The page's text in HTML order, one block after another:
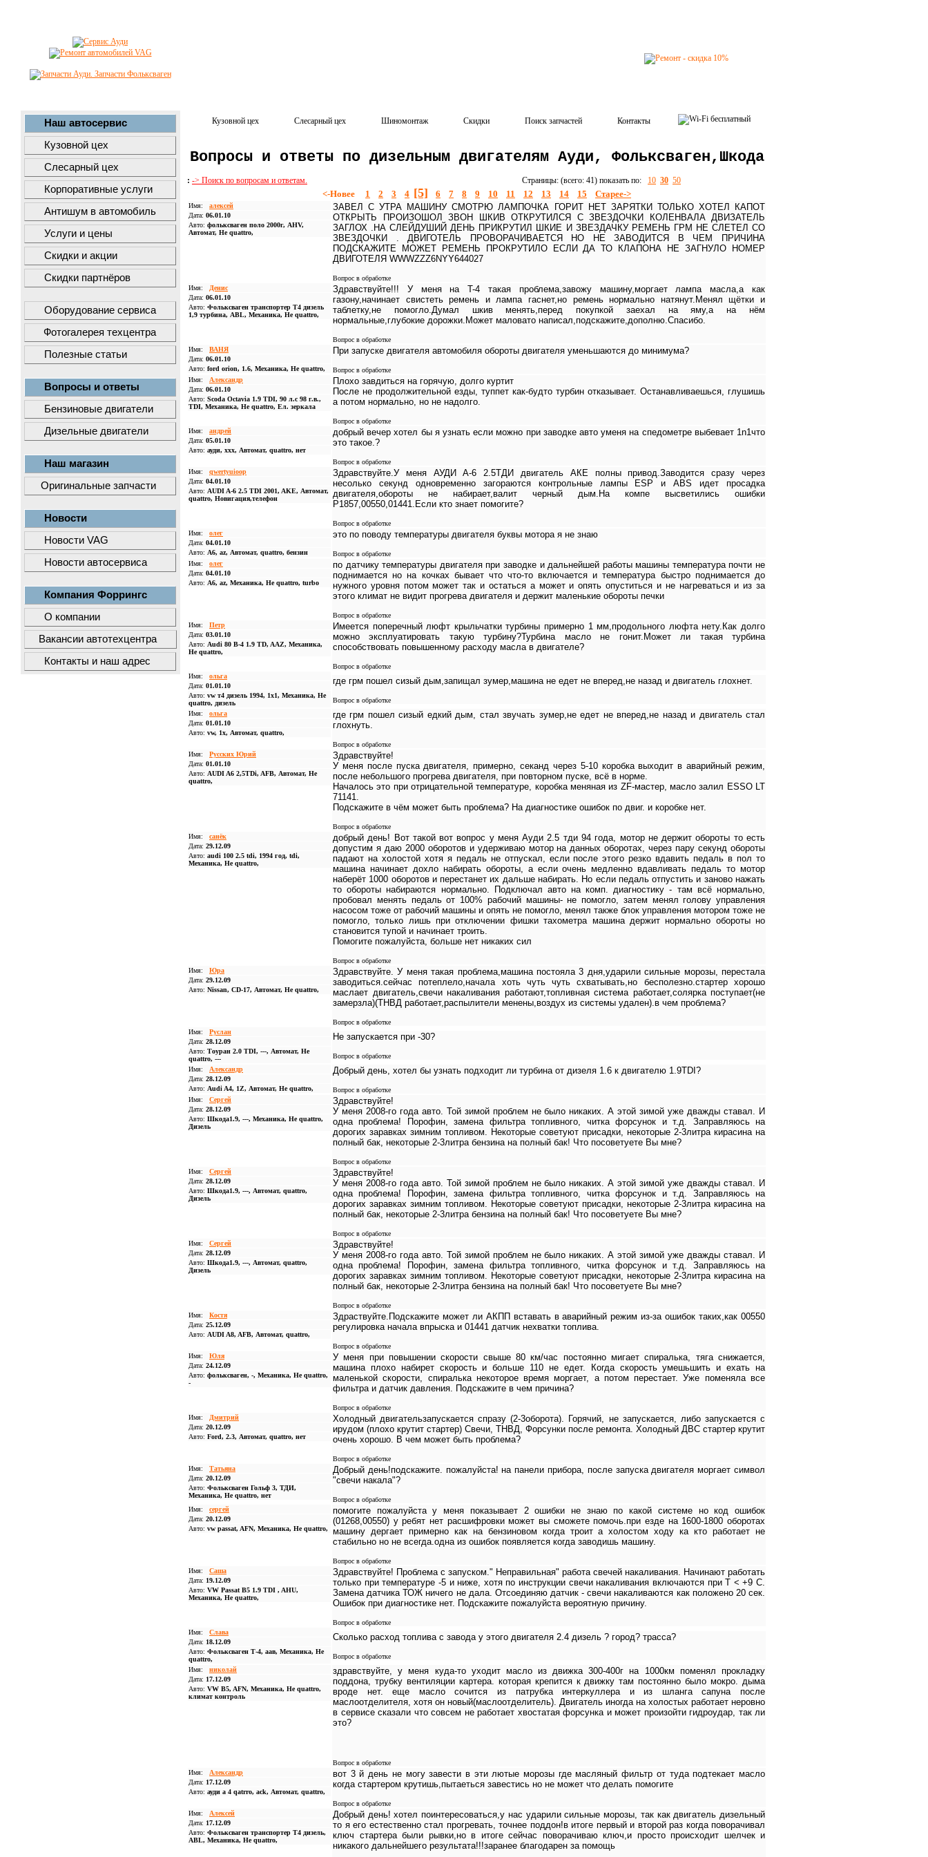
Наш автосервис
Кузовной цех
Слесарный цех
Корпоративные услуги
Антишум в автомобиль
Услуги и цены
Скидки и акции
Скидки партнёров
Оборудование сервиса
Фотогалерея техцентра
Полезные статьи
Вопросы и ответы
Бензиновые двигатели
Дизельные двигатели
Наш магазин
Оригинальные запчасти
Новости
Новости VAG
Новости автосервиса
Компания Форрингс
О компании
Вакансии автотехцентра
Контакты и наш адрес
Кузовной цех Слесарный цех Шиномонтаж Скидки Поиск запчастей Контакты
Вопросы и ответы по дизельным двигателям Ауди, Фольксваген,Шкода
: -> Поиск по вопросам и ответам. Страницы: (всего: 41) показать по: 10 30 50
<-Новее 1 2 3 4 [5] 6 7 8 9 10 11 12 13 14 15 Старее->
Имя: алексей
Дата: 06.01.10
Авто: фольксваген поло 2000г, AHV,
Автомат, Не quattro,
ЗАВЕЛ С УТРА МАШИНУ СМОТРЮ ЛАМПОЧКА ГОРИТ НЕТ ЗАРЯТКИ ТОЛЬКО ХОТЕЛ КАПОТ
ОТКРЫТЬ ПРОИЗОШОЛ ЗВОН ШКИВ ОТКРУТИЛСЯ С ЗВЕЗДОЧКИ КОЛЕНВАЛА ДВИЗАТЕЛЬ
ЗАГЛОХ .НА СЛЕЙДУШИЙ ДЕНЬ ПРИКРУТИЛ ШКИЕ И ЗВЕЗДАЧКУ РЕМЕНЬ ГРМ НЕ СЛЕТЕЛ СО
ЗВЕЗДОЧКИ . ДВИГОТЕЛЬ ПРОВОРАЧИВАЕТСЯ НО НЕ ЗАВОДИТСЯ В ЧЕМ ПРИЧИНА
ПОДСКАЖИТЕ МОЖЕТ РЕМЕНЬ ПРОКРУТИЛО ЕСЛИ ДА ТО КЛАПОНА НЕ ЗАГНУЛО НОМЕР
ДВИГОТЕЛЯ WWWZZZ6NYY644027
Вопрос в обработке
Имя: Денис
Дата: 06.01.10
Авто: Фольксваген транспортер T4 дизель
1,9 турбина, ABL, Механика, Не quattro,
Здравствуйте!!! У меня на T-4 такая проблема,завожу машину,моргает лампа масла,а как
газону,начинает свистеть ремень и лампа гаснет,но ремень нормально натянут.Менял щётки и
таблетку,не помогло.Думал шкив менять,перед покупкой заехал на яму,а на нём
нормальные,глубокие дорожки.Может маловато написал,подскажите,дополню.Спасибо.
Вопрос в обработке
Имя: ВАНЯ
Дата: 06.01.10
Авто: ford orion, 1.6, Механика, Не quattro,
При запуске двигателя автомобиля обороты двигателя уменьшаются до минимума?
Вопрос в обработке
Имя: Александр
Дата: 06.01.10
Авто: Scoda Octavia 1.9 TDI, 90 л.с 98 г.в.,
TDI, Механика, Не quattro, Ел. зеркала
Плохо завдиться на горячую, долго куртит
После не продолжительной езды, туппет как-будто турбин отказывает. Останавливаешься, глушишь
а потом нормально, но не надолго.
Вопрос в обработке
Имя: андрей
Дата: 05.01.10
Авто: ауди, xxx, Автомат, quattro, нет
добрый вечер хотел бы я узнать если можно при заводке авто уменя на спедометре выбевает 1n1что
это такое.?
Вопрос в обработке
Имя: qwertyuioop
Дата: 04.01.10
Авто: AUDI A-6 2.5 TDI 2001, AKE, Автомат,
quattro, Новигация,телефон
Здравствуйте.У меня АУДИ А-6 2.5ТДИ двигатель АКЕ полны привод.Заводится сразу через
несолько секунд одновременно загораются контрольные лампы ESP и ABS идет просадка
двигателя,обороты не набирает,валит черный дым.На компе высветились ошибки
Р1857,00550,01441.Если кто знает помогите?
Вопрос в обработке
Имя: олег
Дата: 04.01.10
Авто: A6, az, Автомат, quattro, бензин
это по поводу температуры двигателя буквы мотора я не знаю
Вопрос в обработке
Имя: олег
Дата: 04.01.10
Авто: A6, az, Механика, Не quattro, turbo
по датчику температуры двигателя при заводке и дальнейшей работы машины температура почти не
поднимается но на кочках бывает что что-то включается и температура быстро поднимается до
нужного уровня потом может так и остаться а может и опять опуститься и не нагреваться и из за
этого климат не видит прогрева двигателя и держит маленькие обороты печки
Вопрос в обработке
Имя: Петр
Дата: 03.01.10
Авто: Audi 80 B-4 1.9 TD, AAZ, Механика,
Не quattro,
Имеется поперечный люфт крыльчатки турбины примерно 1 мм,продольного люфта нету.Как долго
можно эксплуатировать такую турбину?Турбина масло не гонит.Может ли такая турбина
способствовать повышенному расходу масла в двигателе?
Вопрос в обработке
Имя: ольга
Дата: 01.01.10
Авто: vw т4 дизель 1994, 1x1, Механика, Не
quattro, дизель
где грм пошел сизый дым,запищал зумер,машина не едет не вперед,не назад и двигатель глохнет.
Вопрос в обработке
Имя: ольга
Дата: 01.01.10
Авто: vw, 1x, Автомат, quattro,
где грм пошел сизый едкий дым, стал звучать зумер,не едет не вперед,не назад и двигатель стал
глохнуть.
Вопрос в обработке
Имя: Русских Юрий
Дата: 01.01.10
Авто: AUDI A6 2,5TDi, AFB, Автомат, Не
quattro,
Здравствуйте!
У меня после пуска двигателя, примерно, секанд через 5-10 коробка выходит в аварийный режим,
после небольшого прогрева двигателя, при повторном пуске, всё в норме.
Началось это при отрицательной температуре, коробка меняная из ZF-мастер, масло залил ESSO LT
71141.
Подскажите в чём может быть проблема? На диагностике ошибок по двиг. и коробке нет.
Вопрос в обработке
Имя: санёк
Дата: 29.12.09
Авто: audi 100 2.5 tdi, 1994 год, tdi,
Механика, Не quattro,
добрый день! Вот такой вот вопрос у меня Ауди 2.5 тди 94 года, мотор не держит обороты то есть
допустим я даю 2000 оборотов и удерживаю мотор на данных оборотах, через пару секунд обороты
падают на холостой хотя я педаль не отпускал, если после этого резко вдавить педаль в пол то
машина начинает дохло набирать обороты, а если очень медленно вдавливать педаль то мотор
наберёт 1000 оборотов и перестанет их дальше набирать. Но если педаль отпустить и заново нажать
то обороты набираются нормально. Подключал авто на комп. диагностику - там всё нормально,
пробовал менять педаль от 100% рабочий машины- не помогло, затем менял голову управления
насосом тоже от рабочий машины и опять не помогло, менял также блок управления мотором тоже не
помогло, только лишь при отключении фишки тахометра машина держит нормально обороты но
становится тупой и начинает троить.
Помогите пожалуйста, больше нет никаких сил
Вопрос в обработке
Имя: Юра
Дата: 29.12.09
Авто: Nissan, CD-17, Автомат, Не quattro,
Здравствуйте. У меня такая проблема,машина постояла 3 дня,ударили сильные морозы, перестала
заводиться.сейчас потеплело,начала хоть чуть чуть схватывать,но бесполезно.стартер хорошо
маслает двигатель,свечи накаливания работают,топливная система работает,солярка поступает(не
замерзла)(ТНВД работает,распылители менены,воздух из системы удален).в чем проблема?
Вопрос в обработке
Имя: Руслан
Дата: 28.12.09
Авто: Тоуран 2.0 TDI, ---, Автомат, Не
quattro, ---
Не запускается при -30?
Вопрос в обработке
Имя: Александр
Дата: 28.12.09
Авто: Audi A4, 1Z, Автомат, Не quattro,
Добрый день, хотел бы узнать подходит ли турбина от дизеля 1.6 к двигателю 1.9TDI?
Вопрос в обработке
Имя: Сергей
Дата: 28.12.09
Авто: Шкода1.9, ---, Механика, Не quattro,
Дизель
Здравствуйте!
У меня 2008-го года авто. Той зимой проблем не было никаких. А этой зимой уже дважды ставал. И
одна проблема! Порофин, замена фильтра топливного, читка форсунок и т.д. Заправляюсь на
дорогих заравках зимним топливом. Некоторые советуют присадки, некоторые 2-3литра кирасина на
полный бак, некоторые 2-3литра бензина на полный бак! Что посоветуете Вы мне?
Вопрос в обработке
Имя: Сергей
Дата: 28.12.09
Авто: Шкода1.9, ---, Автомат, quattro,
Дизель
Здравствуйте!
У меня 2008-го года авто. Той зимой проблем не было никаких. А этой зимой уже дважды ставал. И
одна проблема! Порофин, замена фильтра топливного, читка форсунок и т.д. Заправляюсь на
дорогих заравках зимним топливом. Некоторые советуют присадки, некоторые 2-3литра кирасина на
полный бак, некоторые 2-3литра бензина на полный бак! Что посоветуете Вы мне?
Вопрос в обработке
Имя: Сергей
Дата: 28.12.09
Авто: Шкода1.9, ---, Автомат, quattro,
Дизель
Здравствуйте!
У меня 2008-го года авто. Той зимой проблем не было никаких. А этой зимой уже дважды ставал. И
одна проблема! Порофин, замена фильтра топливного, читка форсунок и т.д. Заправляюсь на
дорогих заравках зимним топливом. Некоторые советуют присадки, некоторые 2-3литра кирасина на
полный бак, некоторые 2-3литра бензина на полный бак! Что посоветуете Вы мне?
Вопрос в обработке
Имя: Костя
Дата: 25.12.09
Авто: AUDI A8, AFB, Автомат, quattro,
Здраствуйте.Подскажите может ли АКПП вставать в аварийный режим из-за ошибок таких,как 00550
регулировка начала впрыска и 01441 датчик нехватки топлива.
Вопрос в обработке
Имя: Юля
Дата: 24.12.09
Авто: фольксваген, -, Механика, Не quattro,
-
У меня при повышении скорости свыше 80 км/час постоянно мигает спиралька, тяга снижается,
машина плохо набирет скорость и больше 110 не едет. Когда скорость умешьшить и ехать на
маленькой скорости, спиралька некоторое время моргает, а потом перестает. Уже поменяла все
фильтра и датчик давления. Подскажите в чем причина?
Вопрос в обработке
Имя: Дмитрий
Дата: 20.12.09
Авто: Ford, 2.3, Автомат, quattro, нет
Холодный двигательзапускается спразу (2-3оборота). Горячий, не запускается, либо запускается с
ирудом (плохо крутит стартер) Свечи, ТНВД, Форсунки после ремонта. Холодный ДВС стартер крутит
очень хорошо. В чем может быть проблема?
Вопрос в обработке
Имя: Татьяна
Дата: 20.12.09
Авто: Фольксваген Гольф 3, ТДИ,
Механика, Не quattro, нет
Добрый день!подскажите. пожалуйста! на панели прибора, после запуска двигателя моргает символ
"свечи накала"?
Вопрос в обработке
Имя: сергей
Дата: 20.12.09
Авто: vw passat, AFN, Механика, Не quattro,
помогите пожалуйста у меня показывает 2 ошибки не знаю по какой системе но код ошибок
(01268,00550) у ребят нет расшифровки может вы сможете помочь.при езде на 1600-1800 оборотах
машину дергает примерно как на бензиновом когда троит а холостом ходу ка кто работает не
стабильно но не всегда.одна из ошибок появляется когда заводишь машину.
Вопрос в обработке
Имя: Саша
Дата: 19.12.09
Авто: VW Passat B5 1.9 TDI , AHU,
Механика, Не quattro,
Здравствуйте! Проблема с запуском." Неправильная" работа свечей накаливания. Начинают работать
только при температуре -5 и ниже, хотя по инструкции свечи накаливания включаются при T < +9 C.
Замена датчика ТОЖ ничего не дала. Отсоединяю датчик - свечи накаливаются как положено 20 сек.
Ошибок при диагностике нет. Подскажите пожалуйста вероятную причину.
Вопрос в обработке
Имя: Слава
Дата: 18.12.09
Авто: Фольксваген Т-4, аав, Механика, Не
quattro,
Сколько расход топлива с завода у этого двигателя 2.4 дизель ? город? трасса?
Вопрос в обработке
Имя: николай
Дата: 17.12.09
Авто: VW B5, AFN, Механика, Не quattro,
климат контроль
здравствуйте, у меня куда-то уходит масло из движка 300-400г на 1000км поменял прокладку
поддона, трубку вентиляции картера. которая крепится к движку там постоянно было мокро. дыма
вроде нет. еще масло сочится из патрубка интеркуллера и из шланга сапуна после
маслоотделителя, хотя он новый(маслоотделитель). Двигатель иногда на холостых работает неровно
в сервисе сказали что совсем не работает хвостатая форсунка и может произойти гидроудар, так ли
это?
Вопрос в обработке
Имя: Александр
Дата: 17.12.09
Авто: ауди а 4 qatrro, ack, Автомат, quattro,
вот 3 й день не могу завести в эти лютые морозы где масляный фильтр от туда подтекает масло
когда стартером крутишь,пытаеться завестись но не может что делать помогите
Вопрос в обработке
Имя: Алексей
Дата: 17.12.09
Авто: Фольксваген транспортер T4 дизель,
ABL, Механика, Не quattro,
Добрый день! хотел поинтересоваться,у нас ударили сильные морозы, так как двигатель дизельный
то я его естественно стал прогревать, точнее поддон!в итоге первый и второй раз когда поворачивал
ключ стартера были рывки,но в итоге сейчас поворачиваю ключ,и просто происходит шелчек и
никакого дальнейшего результата!!!заранее благодарен за помощь